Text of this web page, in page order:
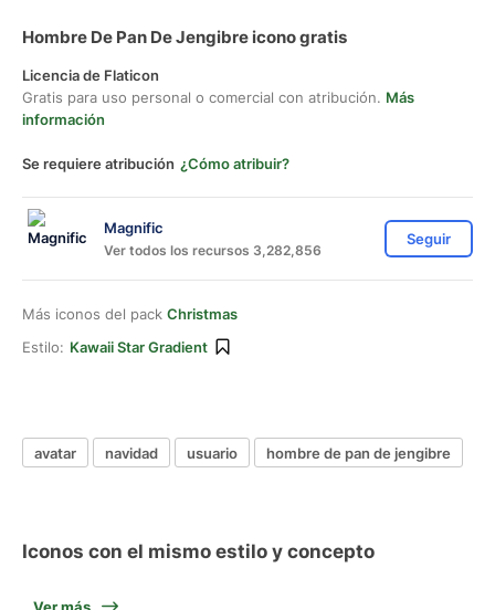
Hombre De Pan De Jengibre icono gratis
Licencia de Flaticon
Gratis para uso personal o comercial con atribución. Más
información
Se requiere atribución ¿Cómo atribuir?
Magnific
Ver todos los recursos 3,282,856
Seguir
Más iconos del pack Christmas
Estilo: Kawaii Star Gradient
avatar navidad usuario hombre de pan de jengibre
Iconos con el mismo estilo y concepto